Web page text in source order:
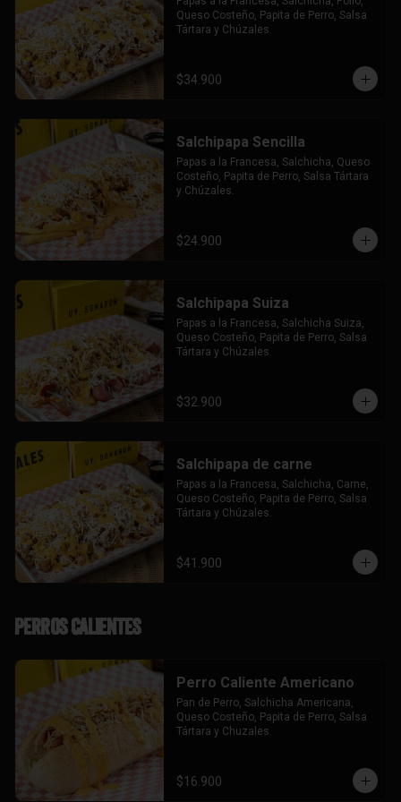
Queso Costeño, Papita de Perro, Salsa
Tártara y Chúzales.
$34.900
Salchipapa Sencilla
Papas a la Francesa, Salchicha, Queso
Costeño, Papita de Perro, Salsa Tártara
y Chúzales.
$24.900
Salchipapa Suiza
Papas a la Francesa, Salchicha Suiza,
Queso Costeño, Papita de Perro, Salsa
Tártara y Chúzales.
$32.900
Salchipapa de carne
Papas a la Francesa, Salchicha, Carne,
Queso Costeño, Papita de Perro, Salsa
Tártara y Chúzales.
$41.900
Perros Calientes
Perro Caliente Americano
Pan de Perro, Salchicha Americana,
Queso Costeño, Papita de Perro, Salsa
Tártara y Chuzales.
$16.900